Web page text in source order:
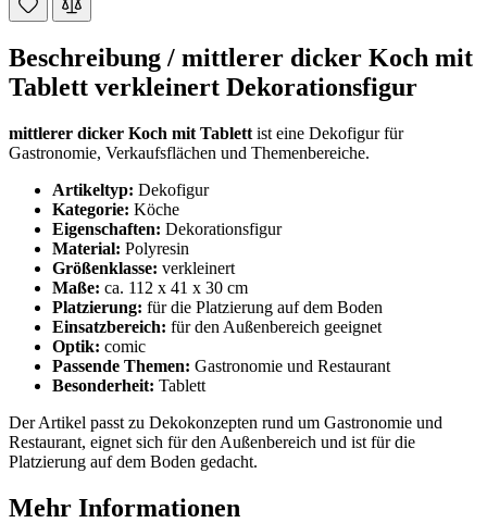
Beschreibung / mittlerer dicker Koch mit
Tablett verkleinert Dekorationsfigur
mittlerer dicker Koch mit Tablett ist eine Dekofigur für
Gastronomie, Verkaufsflächen und Themenbereiche.
Artikeltyp: Dekofigur
Kategorie: Köche
Eigenschaften: Dekorationsfigur
Material: Polyresin
Größenklasse: verkleinert
Maße: ca. 112 x 41 x 30 cm
Platzierung: für die Platzierung auf dem Boden
Einsatzbereich: für den Außenbereich geeignet
Optik: comic
Passende Themen: Gastronomie und Restaurant
Besonderheit: Tablett
Der Artikel passt zu Dekokonzepten rund um Gastronomie und
Restaurant, eignet sich für den Außenbereich und ist für die
Platzierung auf dem Boden gedacht.
Mehr Informationen